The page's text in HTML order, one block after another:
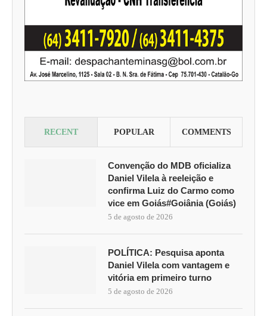
RECENT POPULAR COMMENTS
Convenção do MDB oficializa
Daniel Vilela à reeleição e
confirma Luiz do Carmo como
vice em Goiás#Goiânia (Goiás)
5 de agosto de 2026
POLÍTICA: Pesquisa aponta
Daniel Vilela com vantagem e
vitória em primeiro turno
5 de agosto de 2026